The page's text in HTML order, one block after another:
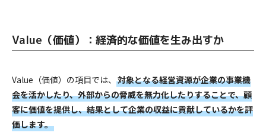
Value（価値）：経済的な価値を生み出すか
Value（価値）の項目では、 対象となる経営資源が企業の事業機
会を活かしたり、外部からの脅威を無力化したりすることで、顧
客に価値を提供し、結果として企業の収益に貢献しているかを評
価します。